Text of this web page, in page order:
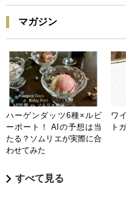
マガジン
ハーゲンダッツ6種×ルビ
ーポート！ AIの予想は当
たる？ソムリエが実際に合
わせてみた
ワ
ト
すべて見る